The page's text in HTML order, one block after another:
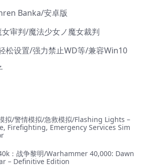
Banka/安卓版
审判/魔法少女ノ魔女裁判
松设置/强力禁止WD等/兼容Win10
拟/警情模拟/急救模拟/Flashing Lights –
Firefighting, Emergency Services Sim
：战争黎明/Warhammer 40,000: Dawn
– Definitive Edition